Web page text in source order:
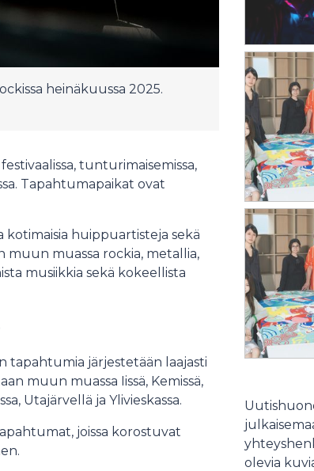
heinäkuussa 2025.
tunturimaisemissa,
Tapahtumapaikat ovat
kotimaisia huippuartisteja sekä
muun muassa rockia, metallia,
musiikkia sekä kokeellista
tapahtumia järjestetään laajasti
muun muassa Iissä, Kemissä,
Utajärvellä ja Ylivieskassa.
joissa korostuvat
olevia